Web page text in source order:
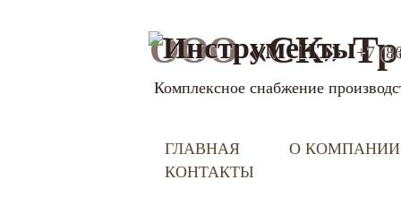
ООО«СК»
Комплексное снабжение
+7
ГЛАВНАЯ
О КОМПАНИИ
КОНТАКТЫ